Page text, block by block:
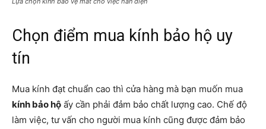
Chọn điểm mua kính bảo hộ uy
tín
Mua kính đạt chuẩn cao thì cửa hàng mà bạn muốn mua
kính bảo hộ ấy cần phải đảm bảo chất lượng cao. Chế độ
làm việc, tư vấn cho người mua kính cũng được đảm bảo